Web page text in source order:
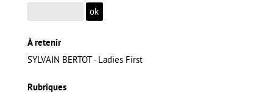
À retenir
SYLVAIN BERTOT - Ladies First
Rubriques